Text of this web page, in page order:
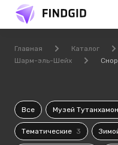
Главная Каталог
Шарм-эль-Шейх
Все Музей
Тематические 3